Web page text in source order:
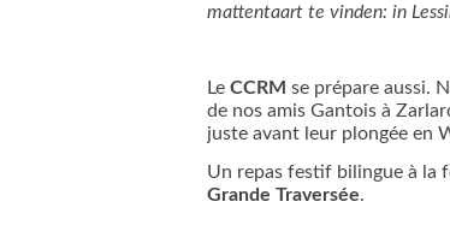
mattentaart te vinden: in
Le CCRM se prépare aussi.
de nos amis Gantois à
juste avant leur plongée en
Un repas festif bilingue à la
Grande Traversée.